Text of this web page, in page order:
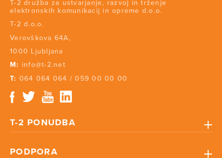
T-2 družba za ustvarjanje, razvoj in trženje
elektronskih komunikacij in opreme d.o.o.
T-2 d.o.o.
Verovškova 64A,
1000 Ljubljana
M: info@t-2.net
T: 064 064 064 /059 00 00 00
T-2 PONUDBA
PODPORA